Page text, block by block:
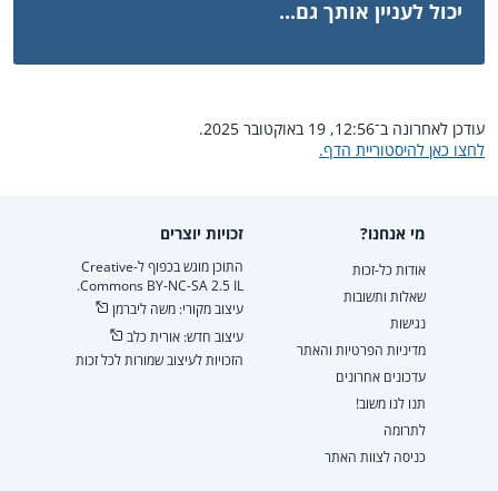
יכול לעניין אותך גם...
עודכן לאחרונה ב־12:56, 19 באוקטובר 2025.
לחצו כאן להיסטוריית הדף.
מי אנחנו?
אודות כל-זכות
שאלות ותשובות
נגישות
מדיניות הפרטיות והאתר
עדכונים אחרונים
תנו לנו משוב!
לתרומה
כניסה לצוות האתר
זכויות יוצרים
התוכן מוגש בכפוף ל-Creative
Commons BY-NC-SA 2.5 IL.
עיצוב מקורי: משה ליברמן
עיצוב חדש: אורית כלב
הזכויות לעיצוב שמורות לכל זכות